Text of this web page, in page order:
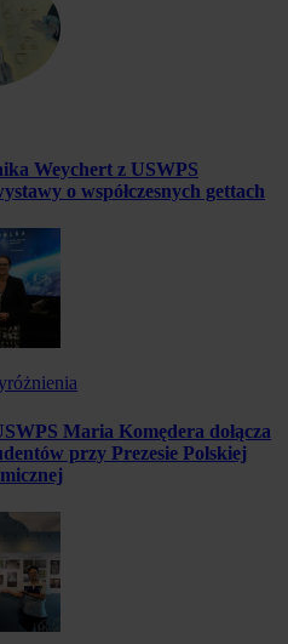
Weychert z USWPS
o współczesnych gettach
Maria Komędera dołącza
przy Prezesie Polskiej